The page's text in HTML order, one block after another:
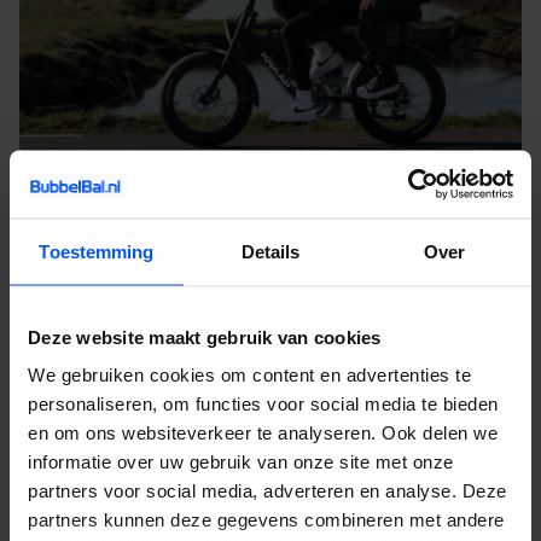
Toestemming Details Over
Deze website maakt gebruik van cookies
We gebruiken cookies om content en advertenties te
personaliseren, om functies voor social media te bieden
en om ons websiteverkeer te analyseren. Ook delen we
informatie over uw gebruik van onze site met onze
partners voor social media, adverteren en analyse. Deze
partners kunnen deze gegevens combineren met andere
Contact en informatie
Ook een activiteit huren voor jouw uitje? Of heb je nog vragen
over onze activiteiten, service of prijzen? Vul het
vertellen je alles over de mogelijkheden en denken graag met je
mee.
Wat is een e-chopper?
Hoe werkt een e-chopper?